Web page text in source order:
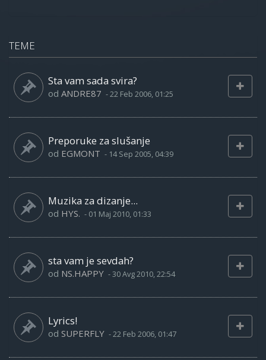
TEME
Sta vam sada svira?
od ANDRE87 -22 Feb 2006, 01:25
Preporuke za slušanje
od EGMONT - 14 Sep 2005, 04:39
Muzika za dizanje...
od HYS. - 01 Maj 2010, 01:33
sta vam je sevdah?
od NS.HAPPY -30 Avg 2010, 22:54
Lyrics!
od SUPERFLY -22 Feb 2006, 01:47